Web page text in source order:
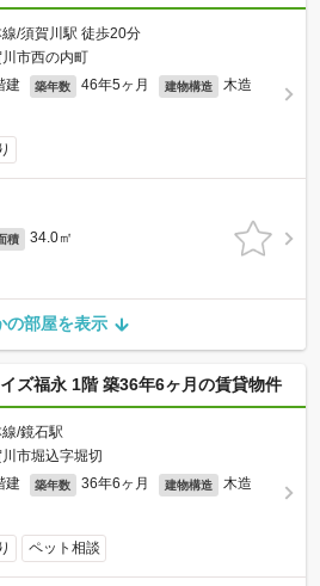
線/須賀川駅 徒歩20分
市西の内町
建 築年数 46年5ヶ月 建物構造 木造
積 34.0㎡
の部屋を表示
ズ福永 1階 築36年6ヶ月の賃貸物件
線/鏡石駅
市堀込字堀切
建 築年数 36年6ヶ月 建物構造 木造
ペット相談